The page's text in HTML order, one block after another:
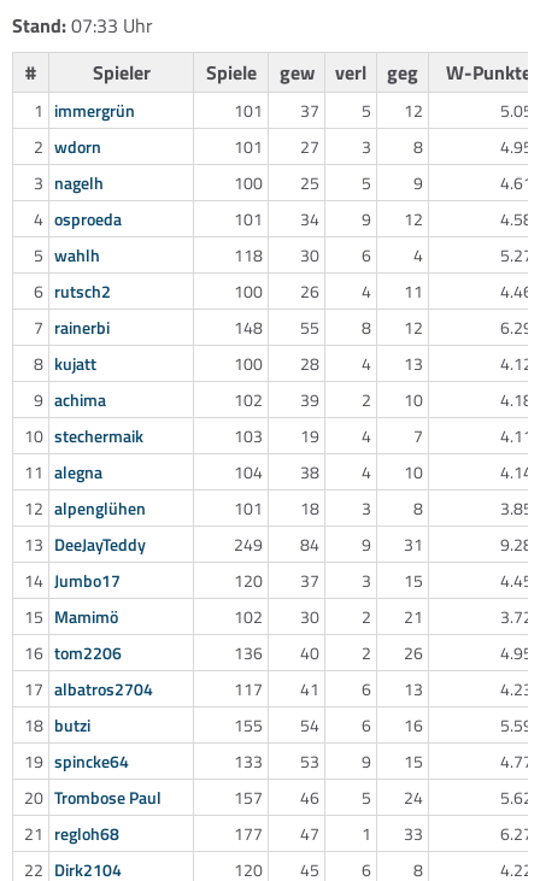
Stand:07:33 Uhr
#
Spieler Spiele gew verl geg W-Punkte
1 immergrün 101 37 5 12
2 wdorn 101 27 3 8
3 nagelh 100 25 5 9
4 osproeda 101 34 9 12
5 wahlh 118 30 6 4
6 rutsch2 100 26 4 11
7 rainerbi 148 55 8 12
8 kujatt 100 28 4 13
9 achima 102 39 2 10
10 stechermaik 103 19 4 7
11 alegna 104 38 4 10
12 alpenglühen 101 18 3 8
13 DeeJayTeddy 249 84 9 31
14 Jumbo17 120 37 3 15
15 Mamimö 102 30 2 21
16 tom2206 136 40 2 26
17 albatros2704 117 41 6 13
18 butzi 155 54 6 16
19 spincke64 133 53 9 15
20 Trombose Paul 157 46 5 24
21 regloh68 177 47 1 33
22 Dirk2104 120 45 6 8